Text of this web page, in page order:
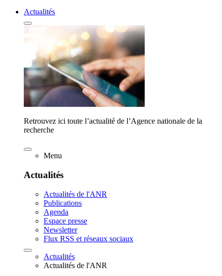
Actualités
Retrouvez ici toute l’actualité de l’Agence nationale de la
recherche
Menu
Actualités
Actualités de l'ANR
Publications
Agenda
Espace presse
Newsletter
Flux RSS et réseaux sociaux
Actualités
Actualités de l'ANR